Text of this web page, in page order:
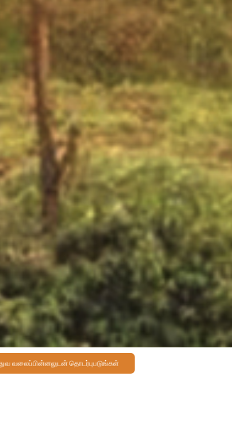
வலைப்பின்னலுடன் தொடர்புபடுங்கள்